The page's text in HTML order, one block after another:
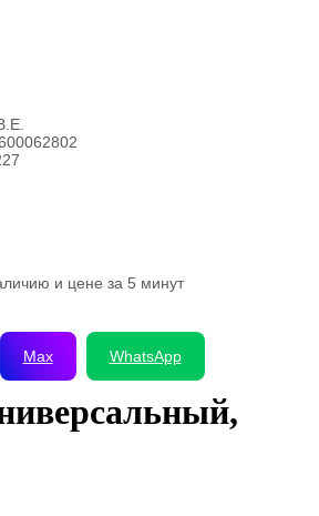
и цене за 5 минут
Max WhatsApp